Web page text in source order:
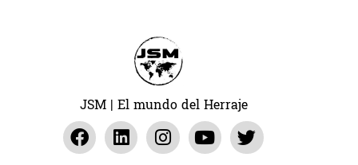
JSM | El mundo del Herraje